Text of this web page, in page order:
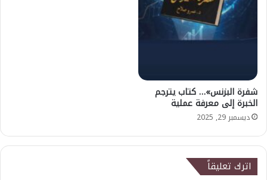
شفرة البزنس»… كتاب يترجم
الخبرة إلى معرفة عملية
ديسمبر 29, 2025
اترك تعليقاً